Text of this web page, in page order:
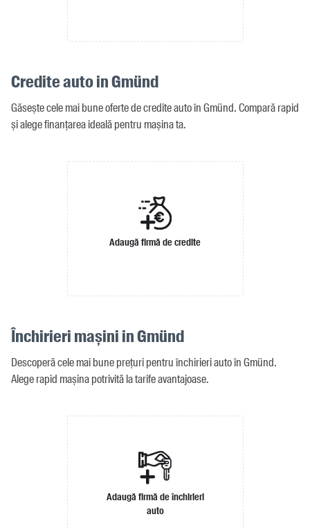
Credite auto in Gmünd
Găsește cele mai bune oferte de credite auto în Gmünd. Compară rapid
și alege finanțarea ideală pentru mașina ta.
Adaugă firmă de credite
Închirieri mașini in Gmünd
Descoperă cele mai bune prețuri pentru închirieri auto în Gmünd.
Alege rapid mașina potrivită la tarife avantajoase.
Adaugă firmă de închirieri
auto